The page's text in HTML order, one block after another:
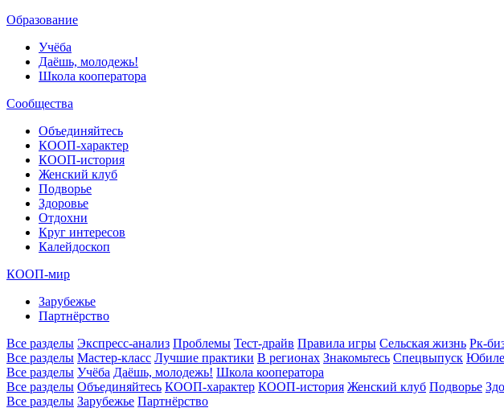
Образование
Учёба
Даёшь, молодежь!
Школа кооператора
Сообщества
Объединяйтесь
КООП-характер
КООП-история
Женский клуб
Подворье
Здоровье
Отдохни
Круг интересов
Калейдоскоп
КООП-мир
Зарубежье
Партнёрство
Все разделы Экспресс-анализ Проблемы Тест-драйв Правила игры Сельская жизнь Рк-
Все разделы Мастер-класс Лучшие практики В регионах Знакомьтесь Спецвыпуск
Все разделы Учёба Даёшь, молодежь! Школа кооператора
Все разделы Объединяйтесь КООП-характер КООП-история Женский клуб Подворье
Все разделы Зарубежье Партнёрство